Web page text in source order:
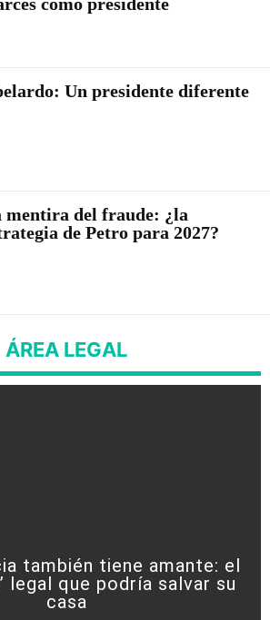
Un presidente diferente
mentira del fraude: ¿la
de Petro para 2027?
ÁREA LEGAL
también tiene amante: el
legal que podría salvar su
casa